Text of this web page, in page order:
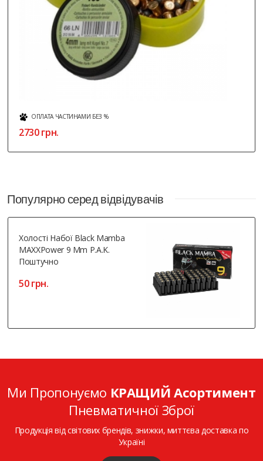
ОПЛАТА ЧАСТИНАМИ БЕЗ %
2730 грн.
Популярно серед відвідувачів
Холості Набої Black Mamba
MAXXPower 9 Mm P.A.K.
Поштучно
50 грн.
Ми Пропонуємо КРАЩИЙ Асортимент
Пневматичної Зброї
Продукція від світових брендів, знижки, миттєва доставка по
Україні